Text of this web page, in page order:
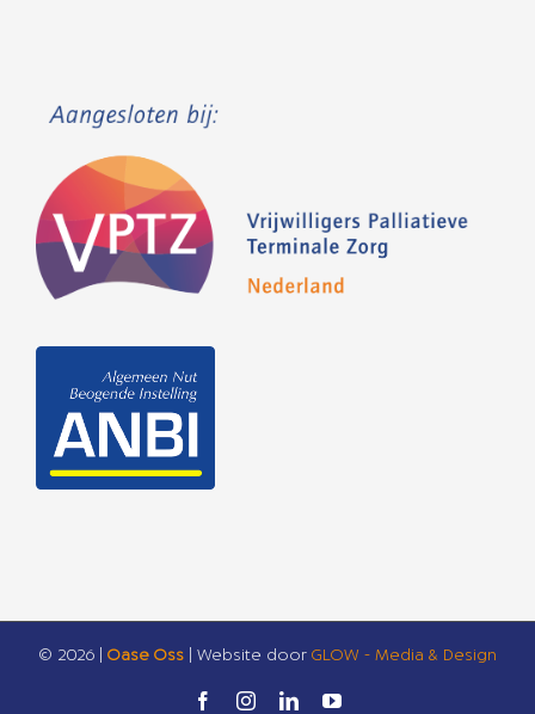
© 2026 | Oase Oss| Website door GLOW - Media & Design
FacebookInstagramLinkedInYouTube